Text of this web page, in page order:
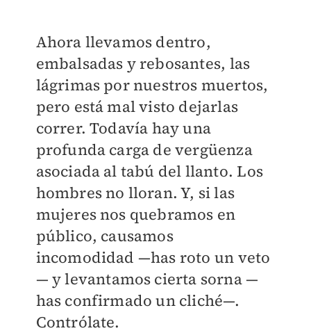
Ahora llevamos dentro,
embalsadas y rebosantes, las
lágrimas por nuestros muertos,
pero está mal visto dejarlas
correr. Todavía hay una
profunda carga de vergüenza
asociada al tabú del llanto. Los
hombres no lloran. Y, si las
mujeres nos quebramos en
público, causamos
incomodidad —has roto un veto
— y levantamos cierta sorna —
has confirmado un cliché—.
Contrólate.